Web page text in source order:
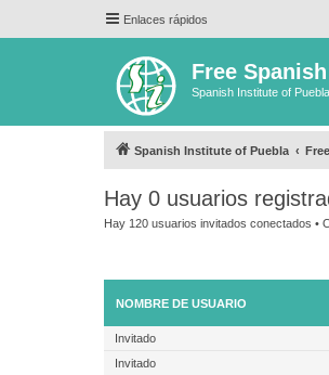
Enlaces rápidos
Free
Spanish Institute of Puebla
Spanish Institute of Puebla
Hay 0 usuarios
Hay 120 usuarios invitados conectados •
NOMBRE DE USUARIO
Invitado
Invitado